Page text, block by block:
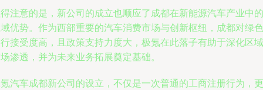
注意的是，新公司的成立也顺应了成都在新能源汽车产业中的
优势。作为西部重要的汽车消费市场与创新枢纽，成都对绿色
接受度高，且政策支持力度大，极氪在此落子有助于深化区域
渗透，并为未来业务拓展奠定基础。
汽车成都新公司的设立，不仅是一次普通的工商注册行为，更